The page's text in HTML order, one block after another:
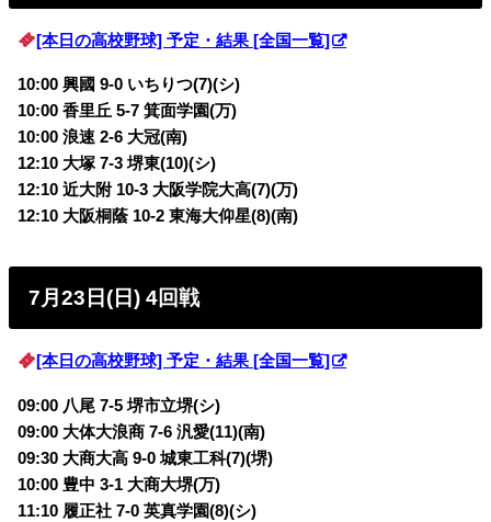
[本日の高校野球] 予定・結果 [全国一覧]
10:00 興國 9-0 いちりつ(7)(シ)
10:00 香里丘 5-7 箕面学園(万)
10:00 浪速 2-6 大冠(南)
12:10 大塚 7-3 堺東(10)(シ)
12:10 近大附 10-3 大阪学院大高(7)(万)
12:10 大阪桐蔭 10-2 東海大仰星(8)(南)
7月23日(日) 4回戦
[本日の高校野球] 予定・結果 [全国一覧]
09:00 八尾 7-5 堺市立堺(シ)
09:00 大体大浪商 7-6 汎愛(11)(南)
09:30 大商大高 9-0 城東工科(7)(堺)
10:00 豊中 3-1 大商大堺(万)
11:10 履正社 7-0 英真学園(8)(シ)